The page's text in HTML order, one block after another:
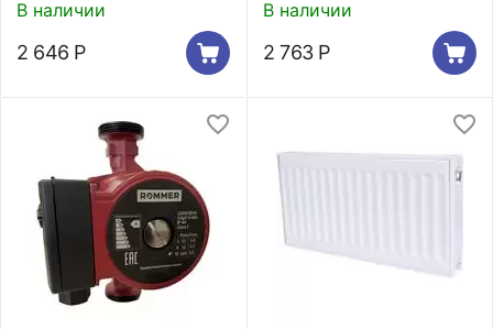
В наличии
2 646 Р
В наличии
2 763 Р